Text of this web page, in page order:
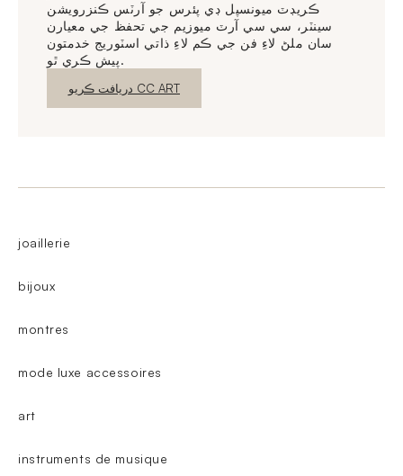
ڪريڊٽ ميونسپل ڊي پئرس جو آرٽس ڪنزرويشن
سينٽر، سي سي آرٽ ميوزيم جي تحفظ جي معيارن
سان ملڻ لاءِ فن جي ڪم لاءِ ذاتي اسٽوريج خدمتون
پيش ڪري ٿو.
نئين ونڊو دريافت ڪريو CC ART
joaillerie
bijoux
montres
mode luxe accessoires
art
instruments de musique